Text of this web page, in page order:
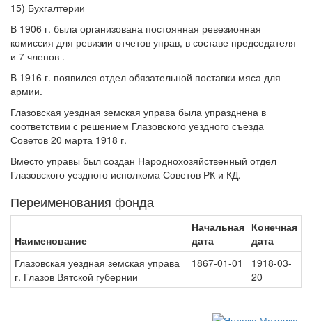
15) Бухгалтерии
В 1906 г. была организована постоянная ревезионная
комиссия для ревизии отчетов управ, в составе председателя
и 7 членов .
В 1916 г. появился отдел обязательной поставки мяса для
армии.
Глазовская уездная земская управа была упразднена в
соответствии с решением Глазовского уездного съезда
Советов 20 марта 1918 г.
Вместо управы был создан Народнохозяйственный отдел
Глазовского уездного исполкома Советов РК и КД.
Переименования фонда
Наименование
Начальная
дата
Конечная
дата
Глазовская уездная земская управа
г. Глазов Вятской губернии
1867-01-01
1918-03-
20